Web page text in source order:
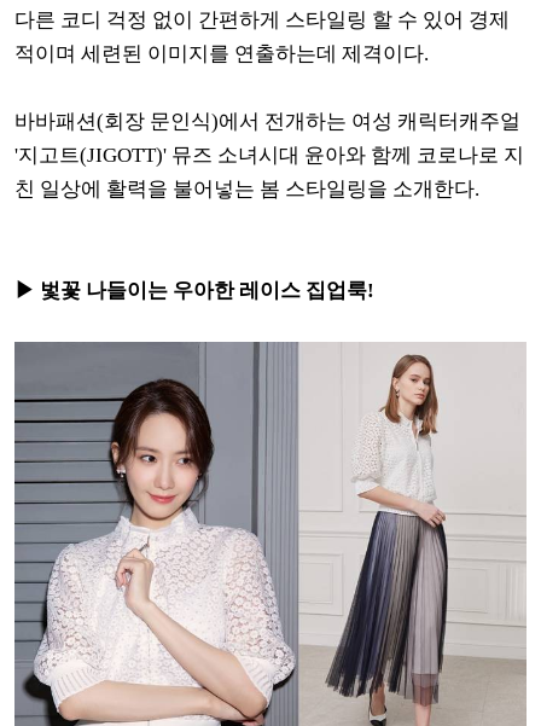
다른 코디 걱정 없이 간편하게 스타일링 할 수 있어 경제
적이며 세련된 이미지를 연출하는데 제격이다.
바바패션(회장 문인식)에서 전개하는 여성 캐릭터캐주얼
'지고트(JIGOTT)' 뮤즈 소녀시대 윤아와 함께 코로나로 지
친 일상에 활력을 불어넣는 봄 스타일링을 소개한다.
▶ 벛꽃 나들이는 우아한 레이스 집업룩!